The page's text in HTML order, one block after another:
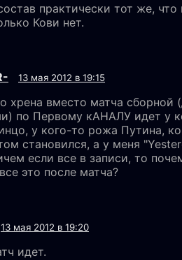
практически тот же, что
Кови нет.
13 мая 2012 в 19:15
хрена вместо матча сборной
по Первому кАНАЛУ идет у
у кого-то рожа Путина,
становился, а у меня
если все в записи, то
это после матча?
13 мая 2012 в 19:20
идет.